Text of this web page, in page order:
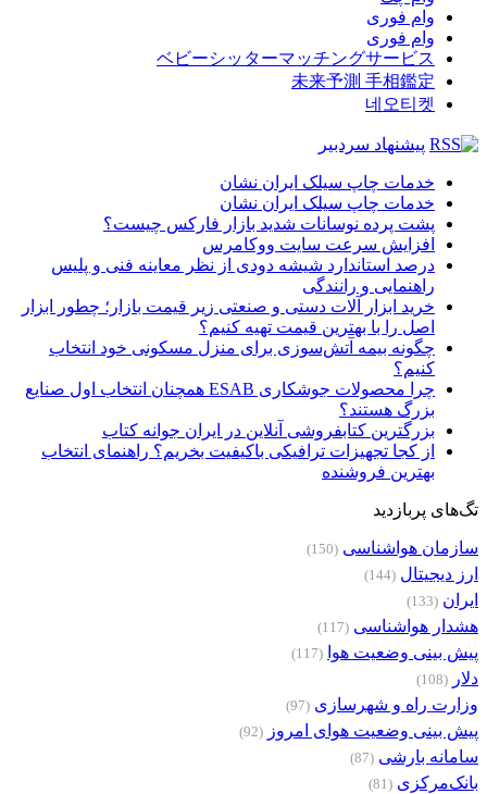
وام فوری
وام فوری
ベビーシッターマッチングサービス
未来予測 手相鑑定
네오티켓
پیشنهاد سردبیر
خدمات چاپ سیلک ایران نشان
خدمات چاپ سیلک ایران نشان
پشت پرده نوسانات شدید بازار فارکس چیست؟
افزایش سرعت سایت ووکامرس
درصد استاندارد شیشه دودی از نظر معاینه فنی و پلیس
راهنمایی و رانندگی
خرید ابزار آلات دستی و صنعتی زیر قیمت بازار؛ چطور ابزار
اصل را با بهترین قیمت تهیه کنیم؟
چگونه بیمه آتش‌سوزی برای منزل مسکونی خود انتخاب
کنیم؟
چرا محصولات جوشکاری ESAB همچنان انتخاب اول صنایع
بزرگ هستند؟
بزرگترین کتابفروشی آنلاین در ایران جوانه کتاب
از کجا تجهیزات ترافیکی باکیفیت بخریم؟ راهنمای انتخاب
بهترین فروشنده
تگ‌های پربازدید
سازمان هواشناسی (150)
ارز دیجیتال (144)
ایران (133)
هشدار هواشناسی (117)
پیش بینی وضعیت هوا (117)
دلار (108)
وزارت راه و شهرسازی (97)
پیش بینی وضعیت هوای امروز (92)
سامانه بارشی (87)
بانک‌مرکزی (81)